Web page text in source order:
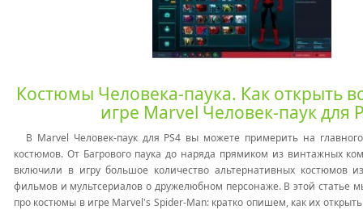
Костюмы Человека-паука. Как открыть
игре Marvel Человек-паук для
В Marvel Человек-паук для PS4 вы можете примерить на
костюмов. От Багрового паука до наряда прямиком из винтажных
включили в игру большое количество альтернативных костюмов
фильмов и мультсериалов о дружелюбном персонаже. В этой
про костюмы в игре Marvel's Spider-Man: кратко опишем, как их